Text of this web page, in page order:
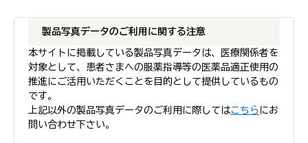
製品写真データのご利用に関する注意
本サイトに掲載している製品写真データは、医療関係者を
対象として、患者さまへの服薬指導等の医薬品適正使用の
推進にご活用いただくことを目的として提供しているもの
です。
上記以外の製品写真データのご利用に際してはこちらにお
問い合わせ下さい。